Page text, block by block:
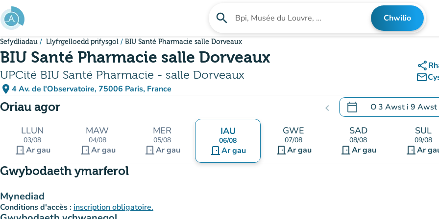
Mynd i'r prif gynnwys
search Chwilio am sefydliad Chwilio
Sefydliadau Llyfrgelloedd prifysgol BIU Santé Pharmacie salle Dorveaux
BIU Santé Pharmacie salle Dorveaux
UPCité BIU Santé Pharmacie - salle Dorveaux
place 4 Av. de l'Observatoire, 75006 Paris, France
(agor yn Google Maps)
(tab newydd)
share
mail_outline
Oriau agor chevron_left calendar_today O3 Awst i 9 Awst
.Agor y calendr i newid
LLUN
03/08
door_frontAr gau
MAW
04/08
door_front Ar gau
MER
05/08
door_frontAr gau
IAU
06/08
door_front Ar gau
GWE
07/08
door_front Ar gau
SAD
08/08
door_frontAr gau
SUL
09/08
door_front Ar
Gwybodaeth ymarferol
Mynediad
Conditions d'accès : inscription obligatoire.